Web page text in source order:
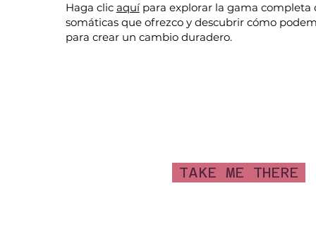
Haga clic aquípara explorar la gama completa
somáticas que ofrezco y descubrir cómo
para crear un cambio duradero.
TAKE ME THERE